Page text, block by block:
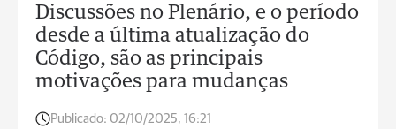
Discussões no Plenário, e o período
desde a última atualização do
Código, são as principais
motivações para mudanças
Publicado: 02/10/2025, 16:21